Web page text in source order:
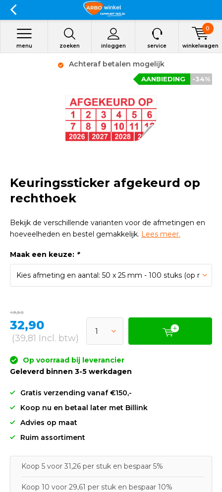
zoeken inloggen
menu service winkelwagen
0
Achteraf betalen mogelijk
-34%
AANBIEDING
Keuringssticker afgekeurd op
rechthoek
Bekijk de verschillende varianten voor de afmetingen en
hoeveelheden en bestel gemakkelijk. Lees meer.
Maak een keuze: *
49,50
32,90
(39,81 Incl. btw)
Op voorraad bij leverancier
Geleverd binnen 3-5 werkdagen
Gratis verzending vanaf €150,-
Koop nu en betaal later met Billink
Advies op maat
Ruim assortiment
Koop 5 voor 31,26 per stuk en bespaar 5%
Koop 10 voor 29,61 per stuk en bespaar 10%